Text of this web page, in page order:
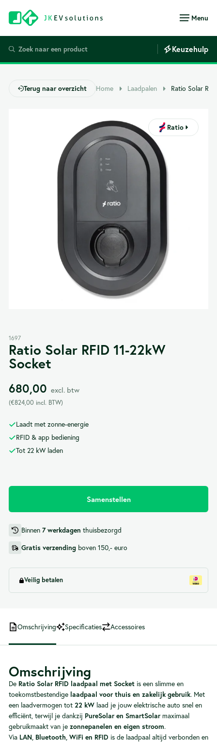
Menu
Keuzehulp
Terug naar overzicht Home Laadpalen Ratio Solar
Ratio
1697
Ratio Solar RFID 11-22kW
Socket
680,00 excl. btw
(€824,00 incl. BTW)
Laadt met zonne-energie
RFID & app bediening
Tot 22 kW laden
Samenstellen
Binnen 7 werkdagen thuisbezorgd
Gratis verzending boven 150,- euro
Veilig betalen
Omschrijving Specificaties Accessoires
Omschrijving
De Ratio Solar RFID laadpaal met Socket is een slimme en
toekomstbestendige laadpaal voor thuis en zakelijk gebruik. Met
een laadvermogen tot 22 kW laad je jouw elektrische auto snel en
efficiënt, terwijl je dankzij PureSolar en SmartSolarmaximaal
gebruikmaakt van je zonnepanelen en eigen stroom.
Via LAN, Bluetooth, WiFi en RFID is de laadpaal altijd verbonden en